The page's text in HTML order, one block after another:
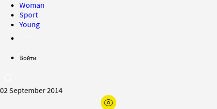
Woman
Sport
Young
Войти
02 September 2014